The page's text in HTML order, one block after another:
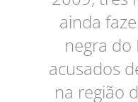
ainda
negra do
acusados
na região